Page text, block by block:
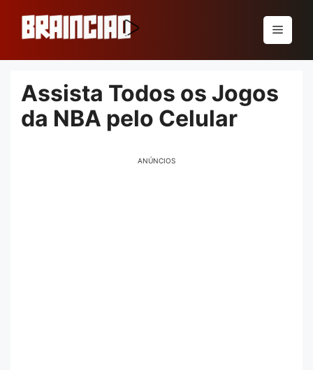
conteúdo
Menu
Assista Todos os Jogos
da NBA pelo Celular
ANÚNCIOS